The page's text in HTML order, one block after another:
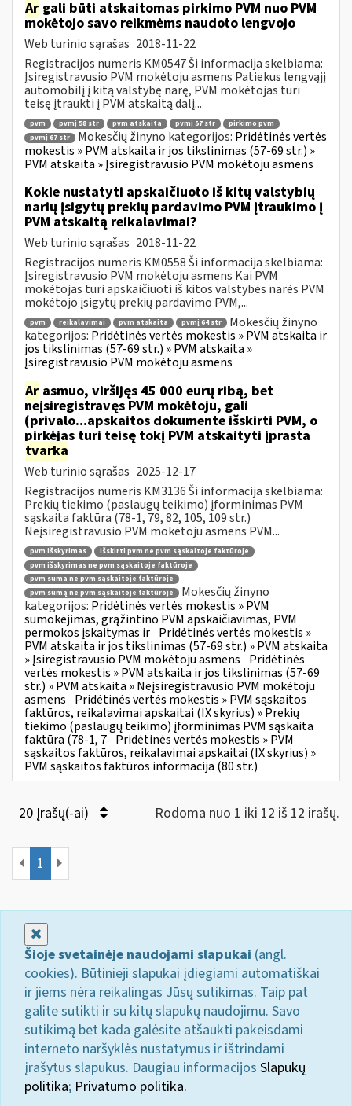
Ar gali būti atskaitomas pirkimo PVM nuo PVM
mokėtojo savo reikmėms naudoto lengvojo
Web turinio sąrašas 2018-11-22
Registracijos numeris KM0547 Ši informacija skelbiama:
Įsiregistravusio PVM mokėtoju asmens Patiekus lengvąjį
automobilį į kitą valstybę narę, PVM mokėtojas turi
teisę įtraukti į PVM atskaitą dalį...
pvm pvmį 58 str pvm atskaita pvmį 57 str
pirkimo pvm
pvmį 67 str
Mokesčių žinyno kategorijos: Pridėtinės vertės
mokestis » PVM atskaita ir jos tikslinimas (57-69 str.) »
PVM atskaita » Įsiregistravusio PVM mokėtoju asmens
Kokie nustatyti apskaičiuoto iš kitų valstybių
narių įsigytų prekių pardavimo PVM įtraukimo į
PVM atskaitą reikalavimai?
Web turinio sąrašas 2018-11-22
Registracijos numeris KM0558 Ši informacija skelbiama:
Įsiregistravusio PVM mokėtoju asmens Kai PVM
mokėtojas turi apskaičiuoti iš kitos valstybės narės PVM
mokėtojo įsigytų prekių pardavimo PVM,...
pvm reikalavimai pvm atskaita pvmį 64 str
Mokesčių žinyno
kategorijos: Pridėtinės vertės mokestis » PVM atskaita ir
jos tikslinimas (57-69 str.) » PVM atskaita »
Įsiregistravusio PVM mokėtoju asmens
Ar asmuo, viršijęs 45 000 eurų ribą, bet
neįsiregistravęs PVM mokėtoju, gali
(privalo...apskaitos dokumente išskirti PVM, o
pirkėjas turi teisę tokį PVM atskaityti įprasta
tvarka
Web turinio sąrašas 2025-12-17
Registracijos numeris KM3136 Ši informacija skelbiama:
Prekių tiekimo (paslaugų teikimo) įforminimas PVM
sąskaita faktūra (78-1, 79, 82, 105, 109 str.)
Neįsiregistravusio PVM mokėtoju asmens PVM...
pvm išskyrimas
išskirti pvm ne pvm sąskaitoje faktūroje
pvm išskyrimas ne pvm sąskaitoje faktūroje
pvm suma ne pvm sąskaitoje faktūroje
pvm sumą ne pvm sąskaitoje faktūroje
Mokesčių žinyno
kategorijos: Pridėtinės vertės mokestis » PVM
sumokėjimas, grąžintino PVM apskaičiavimas, PVM
permokos įskaitymas ir Pridėtinės vertės mokestis »
PVM atskaita ir jos tikslinimas (57-69 str.) » PVM atskaita
» Įsiregistravusio PVM mokėtoju asmens Pridėtinės
vertės mokestis » PVM atskaita ir jos tikslinimas (57-69
str.) » PVM atskaita » Neįsiregistravusio PVM mokėtoju
asmens Pridėtinės vertės mokestis » PVM sąskaitos
faktūros, reikalavimai apskaitai (IX skyrius) » Prekių
tiekimo (paslaugų teikimo) įforminimas PVM sąskaita
faktūra (78-1, 7 Pridėtinės vertės mokestis » PVM
sąskaitos faktūros, reikalavimai apskaitai (IX skyrius) »
PVM sąskaitos faktūros informacija (80 str.)
20 Įrašų(-ai) Rodoma nuo 1 iki 12 iš 12 irašų.
1
Šioje svetainėje naudojami slapukai (angl.
cookies). Būtinieji slapukai įdiegiami automatiškai
ir jiems nėra reikalingas Jūsų sutikimas. Taip pat
galite sutikti ir su kitų slapukų naudojimu. Savo
sutikimą bet kada galėsite atšaukti pakeisdami
interneto naršyklės nustatymus ir ištrindami
įrašytus slapukus. Daugiau informacijos Slapukų
politika; Privatumo politika.